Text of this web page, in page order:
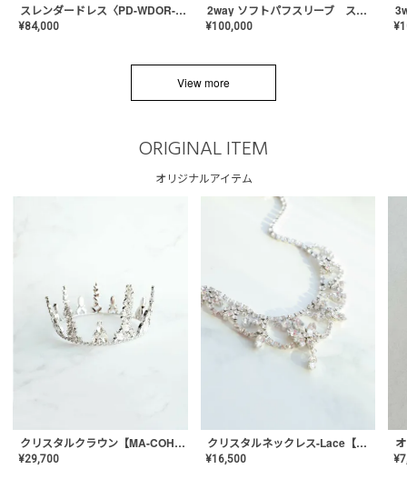
スレンダードレス〈PD-WDOR-2110〉
¥84,000
2way ソフトパフスリーブ スレンダードレス〈PD-WDOR-2112〉
¥100,000 ¥
View more
ORIGINAL ITEM
オリジナルアイテム
クリスタルクラウン【MA-COHD-01】韓国風クラウン/ウェディングクラウン/ティアラ
¥29,700
クリスタルネックレス-Lace【MA-CONL-02】
¥16,500 ¥